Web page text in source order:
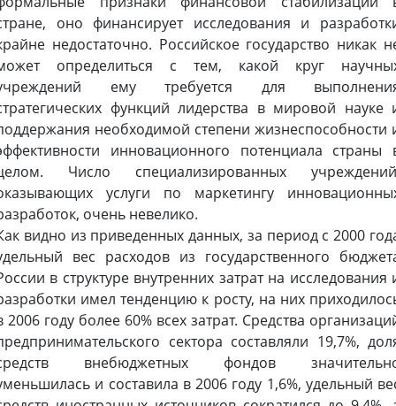
оно финансирует исследования и
недостаточно. Российское государство никак
определиться с тем, какой круг
ему требуется для
функций лидерства в мировой науке
необходимой степени жизнеспособности
инновационного потенциала страны
Число специализированных
услуги по маркетингу
очень невелико.
видно из приведенных данных, за период с 2000
вес расходов из государственного
в структуре внутренних затрат на исследования
имел тенденцию к росту, на них
2006 году более 60% всех затрат. Средства
сектора составляли 19,7%,
внебюджетных фондов
и составила в 2006 году 1,6%, удельный